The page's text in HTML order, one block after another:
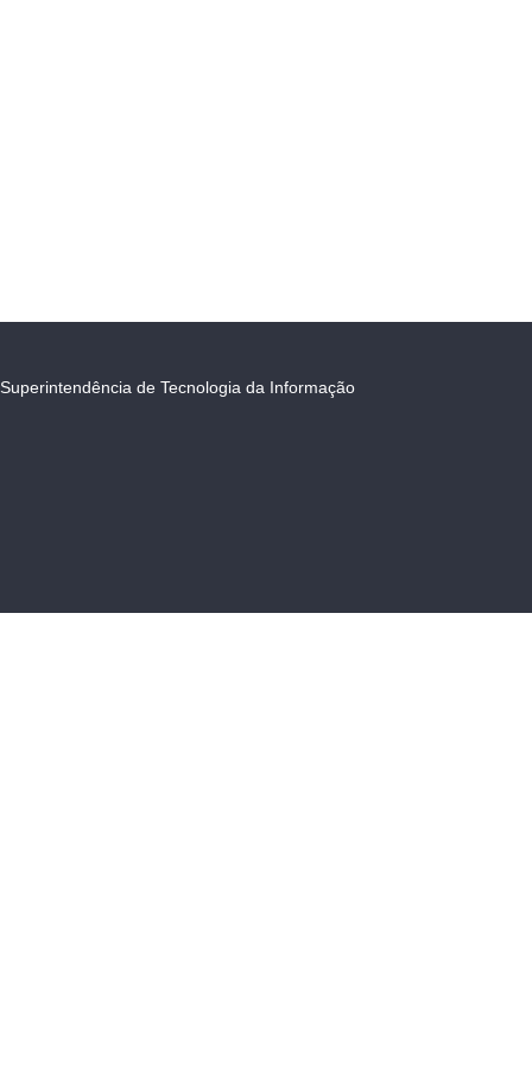
Superintendência de Tecnologia da Informação